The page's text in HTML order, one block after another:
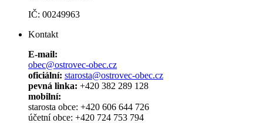
IČ: 00249963
Kontakt
E-mail:
obec@ostrovec-obec.cz
oficiální: starosta@ostrovec-obec.cz
pevná linka: +420 382 289 128
mobilní:
starosta obce: +420 606 644 726
účetní obce: +420 724 753 794